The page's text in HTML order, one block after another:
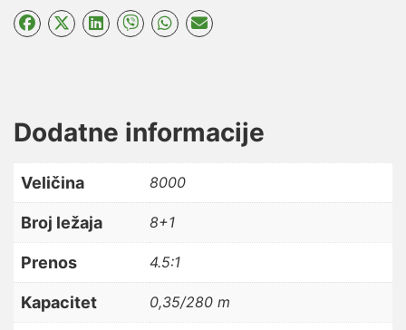
Dodatne informacije
Veličina 8000
Broj ležaja 8+1
Prenos 4.5:1
Kapacitet 0,35/280 m